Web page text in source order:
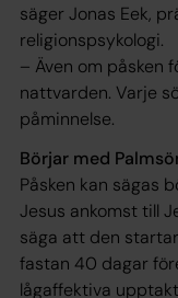
säger Jonas Eek,
religionspsykologi.
– Även om påsken
nattvarden. Varje
påminnelse.
Börjar med
Påsken kan sägas
Jesus ankomst till
säga att den
fastan 40 dagar
lågaffektiva